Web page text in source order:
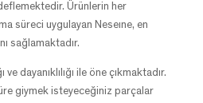
Ürünlerin her
süreci uygulayan Neseıne, en
sağlamaktadır.
ve dayanıklılığı ile öne çıkmaktadır.
giymek isteyeceğiniz parçalar